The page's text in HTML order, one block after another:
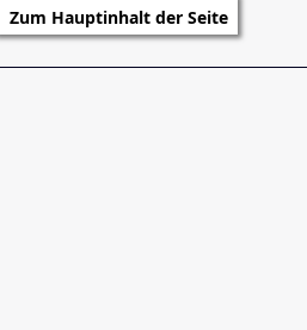
Zum Hauptinhalt der Seite